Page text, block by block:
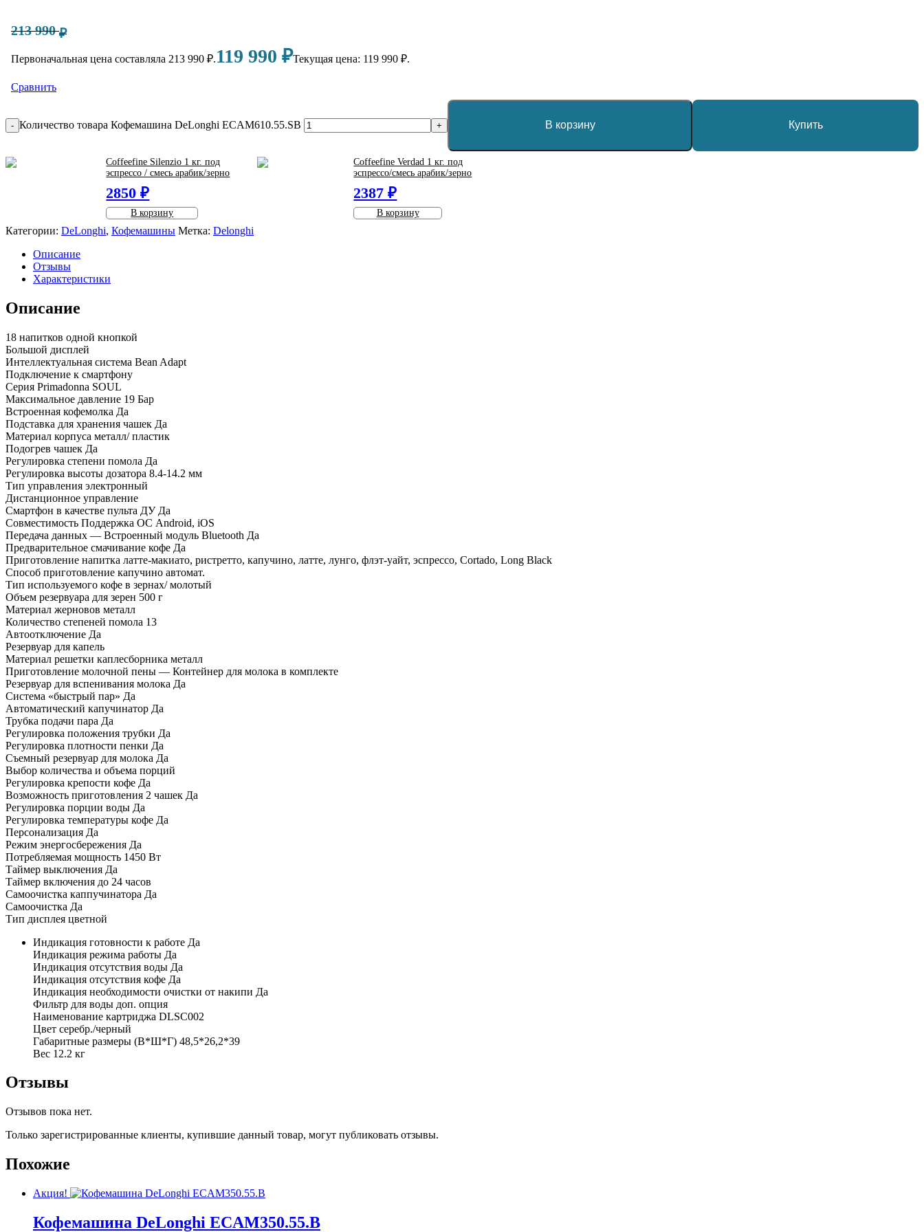
213 990₽
Первоначальная цена составляла 213 990 ₽.119 990 ₽Текущая цена: 119 990 ₽.
Сравнить
- Количество товара Кофемашина DeLonghi ECAM610.55.SB + В корзину Купить
Coffeefine Silenzio 1 кг. под
эспрессо / смесь арабик/зерно
2850 ₽
В корзину
Coffeefine Verdad 1 кг. под
эспрессо/смесь арабик/зерно
2387 ₽
В корзину
Категории: DeLonghi, Кофемашины Метка: Delonghi
Описание
Отзывы
Характеристики
Описание
18 напитков одной кнопкой
Большой дисплей
Интеллектуальная система Bean Adapt
Подключение к смартфону
Серия Primadonna SOUL
Максимальное давление 19 Бар
Встроенная кофемолка Да
Подставка для хранения чашек Да
Материал корпуса металл/ пластик
Подогрев чашек Да
Регулировка степени помола Да
Регулировка высоты дозатора 8.4-14.2 мм
Тип управления электронный
Дистанционное управление
Смартфон в качестве пульта ДУ Да
Совместимость Поддержка ОС Android, iOS
Передача данных — Встроенный модуль Bluetooth Да
Предварительное смачивание кофе Да
Приготовление напитка латте-макиато, ристретто, капучино, латте, лунго, флэт-уайт, эспрессо, Cortado, Long Black
Способ приготовление капучино автомат.
Тип используемого кофе в зернах/ молотый
Объем резервуара для зерен 500 г
Материал жерновов металл
Количество степеней помола 13
Автоотключение Да
Резервуар для капель
Материал решетки каплесборника металл
Приготовление молочной пены — Контейнер для молока в комплекте
Резервуар для вспенивания молока Да
Система «быстрый пар» Да
Автоматический капучинатор Да
Трубка подачи пара Да
Регулировка положения трубки Да
Регулировка плотности пенки Да
Съемный резервуар для молока Да
Выбор количества и объема порций
Регулировка крепости кофе Да
Возможность приготовления 2 чашек Да
Регулировка порции воды Да
Регулировка температуры кофе Да
Персонализация Да
Режим энергосбережения Да
Потребляемая мощность 1450 Вт
Таймер выключения Да
Таймер включения до 24 часов
Самоочистка каппучинатора Да
Самоочистка Да
Тип дисплея цветной
Индикация готовности к работе Да
Индикация режима работы Да
Индикация отсутствия воды Да
Индикация отсутствия кофе Да
Индикация необходимости очистки от накипи Да
Фильтр для воды доп. опция
Наименование картриджа DLSC002
Цвет серебр./черный
Габаритные размеры (В*Ш*Г) 48,5*26,2*39
Вес 12.2 кг
Отзывы
Отзывов пока нет.
Только зарегистрированные клиенты, купившие данный товар, могут публиковать отзывы.
Похожие
Акция!
Кофемашина DeLonghi ECAM350.55.B